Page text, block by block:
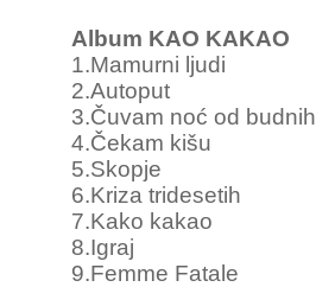
Album KAO KAKAO
1.Mamurni ljudi
2.Autoput
3.Čuvam noć od budnih
4.Čekam kišu
5.Skopje
6.Kriza tridesetih
7.Kako kakao
8.Igraj
9.Femme Fatale